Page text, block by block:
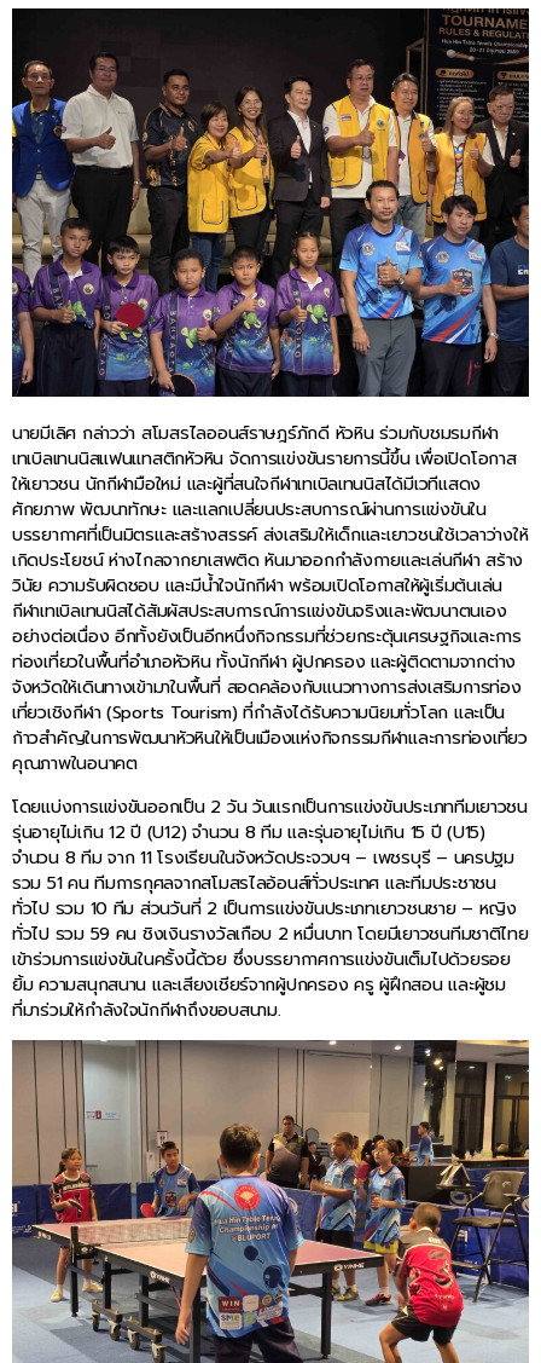
นายมีเลิศ กล่าวว่า สโมสรไลออนส์ราษฎร์ภักดี หัวหิน ร่วมกับชมรมกีฬา
เทเบิลเทนนิสแฟนแทสติกหัวหิน จัดการแข่งขันรายการนี้ขึ้น เพื่อเปิดโอกาส
ให้เยาวชน นักกีฬามือใหม่ และผู้ที่สนใจกีฬาเทเบิลเทนนิสได้มีเวทีแสดง
ศักยภาพ พัฒนาทักษะ และแลกเปลี่ยนประสบการณ์ผ่านการแข่งขันใน
บรรยากาศที่เป็นมิตรและสร้างสรรค์ ส่งเสริมให้เด็กและเยาวชนใช้เวลาว่างให้
เกิดประโยชน์ ห่างไกลจากยาเสพติด หันมาออกกำลังกายและเล่นกีฬา สร้าง
วินัย ความรับผิดชอบ และมีน้ำใจนักกีฬา พร้อมเปิดโอกาสให้ผู้เริ่มต้นเล่น
กีฬาเทเบิลเทนนิสได้สัมผัสประสบการณ์การแข่งขันจริงและพัฒนาตนเอง
อย่างต่อเนื่อง อีกทั้งยังเป็นอีกหนึ่งกิจกรรมที่ช่วยกระตุ้นเศรษฐกิจและการ
ท่องเที่ยวในพื้นที่อำเภอหัวหิน ทั้งนักกีฬา ผู้ปกครอง และผู้ติดตามจากต่าง
จังหวัดให้เดินทางเข้ามาในพื้นที่ สอดคล้องกับแนวทางการส่งเสริมการท่อง
เที่ยวเชิงกีฬา (Sports Tourism) ที่กำลังได้รับความนิยมทั่วโลก และเป็น
ก้าวสำคัญในการพัฒนาหัวหินให้เป็นเมืองแห่งกิจกรรมกีฬาและการท่องเที่ยว
คุณภาพในอนาคต
โดยแบ่งการแข่งขันออกเป็น 2 วัน วันแรกเป็นการแข่งขันประเภททีมเยาวชน
รุ่นอายุไม่เกิน 12 ปี (U12) จำนวน 8 ทีม และรุ่นอายุไม่เกิน 15 ปี (U15)
จำนวน 8 ทีม จาก 11 โรงเรียนในจังหวัดประจวบฯ – เพชรบุรี – นครปฐม
รวม 51 คน ทีมการกุศลจากสโมสรไลอ้อนส์ทั่วประเทศ และทีมประชาชน
ทั่วไป รวม 10 ทีม ส่วนวันที่ 2 เป็นการแข่งขันประเภทเยาวชนชาย – หญิง
ทั่วไป รวม 59 คน ชิงเงินรางวัลเกือบ 2 หมื่นบาท โดยมีเยาวชนทีมชาติไทย
เข้าร่วมการแข่งขันในครั้งนี้ด้วย ซึ่งบรรยากาศการแข่งขันเต็มไปด้วยรอย
ยิ้ม ความสนุกสนาน และเสียงเชียร์จากผู้ปกครอง ครู ผู้ฝึกสอน และผู้ชม
ที่มาร่วมให้กำลังใจนักกีฬาถึงขอบสนาม.